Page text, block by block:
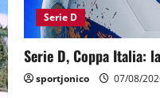
Serie D
Serie D, Coppa Italia:
sportjonico 07/08/